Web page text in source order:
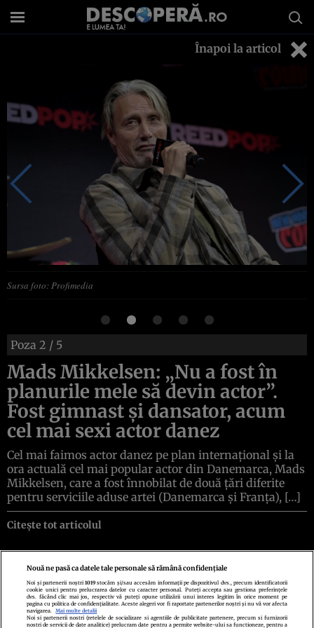
Înapoi la articol
Sursa foto: Profimedia
Poza 2 / 5
Mads Mikkelsen: „Nu a fost în
planurile mele să devin actor”.
Fost gimnast și dansator, acum
cel mai sexi actor danez
Cel mai faimos actor danez pe plan internațional și la
ora actuală cel mai popular actor din Danemarca, Mads
Mikkelsen, care a fost înnobilat de două țări diferite
pentru serviciile aduse artei (Danemarca și Franța), […]
Citește tot articolul
Politica de confidenţialitatePolitica de cookiesTermeni şi condiţii
Echipa redacționalăContactSetări Cookies
Nouă ne pasă ca datele tale personale să rămână confidențiale
Noi și partenerii noștri1019 stocăm și/sau accesăm informații pe dispozitivul dvs., precum identificatorii
cookie unici pentru prelucrarea datelor cu caracter personal. Puteți accepta sau gestiona preferințele
dvs. făcând clic mai jos, respectiv vă puteți opune utilizării unui interes legitim în orice moment pe
pagina cu politica de confidențialitate. Aceste alegeri vor fi raportate partenerilor noștri și nu vă vor afecta
navigarea.
Mai multe detalii
Noi si partenerii nostri (retelele de socializare si agentiile de publicitate partenere, precum si furnizorii
nostri de servicii de date analitice) prelucram date pentru a permite website-ului sa functioneze, pentru a